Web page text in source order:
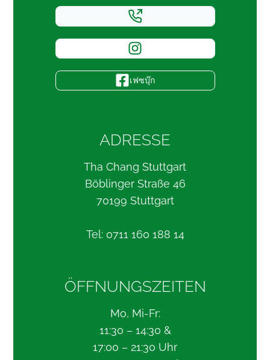
เฟซบุ๊ก
ADRESSE
Tha Chang Stuttgart
Böblinger Straße 46
70199 Stuttgart
Tel: 0711 160 188 14
ÖFFNUNGSZEITEN
Mo, Mi-Fr:
11:30 – 14:30 &
17:00 – 21:30 Uhr